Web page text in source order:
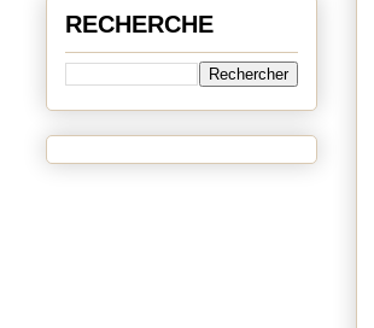
RECHERCHE